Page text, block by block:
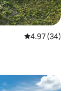
คะแนนเฉลี่ย
4.97 (34)